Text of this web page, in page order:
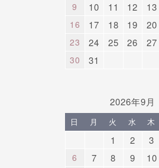
9
10 11 12 13
16
17 18 19 20
23
24 25 26 27
30
31
2026年9月
日 月 火 水 木
1 2 3
6
7 8 9 10